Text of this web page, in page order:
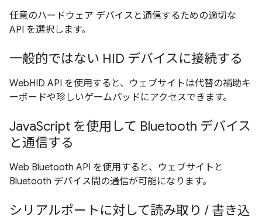
任意のハードウェア デバイスと通信するための適切な
API を選択します。
一般的ではない HID デバイスに接続する
WebHID API を使用すると、ウェブサイトは代替の補助キ
ーボードや珍しいゲームパッドにアクセスできます。
JavaScript を使用して Bluetooth デバイス
と通信する
Web Bluetooth API を使用すると、ウェブサイトと
Bluetooth デバイス間の通信が可能になります。
シリアルポートに対して読み取り / 書き込